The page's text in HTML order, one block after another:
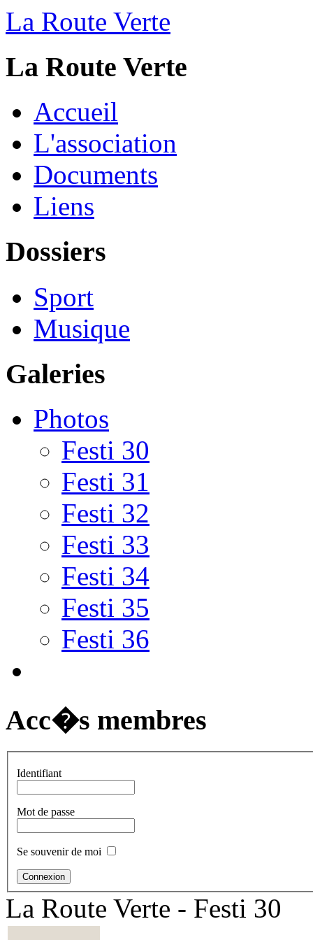
La Route Verte
La Route Verte
Accueil
L'association
Documents
Liens
Dossiers
Sport
Musique
Galeries
Photos
Festi 30
Festi 31
Festi 32
Festi 33
Festi 34
Festi 35
Festi 36
Acc�s membres
Identifiant
Mot de passe
Se souvenir de moi
La Route Verte - Festi 30